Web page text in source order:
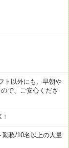
ト以外にも、早朝や
で、ご安心くださ
勤務/10名以上の大量